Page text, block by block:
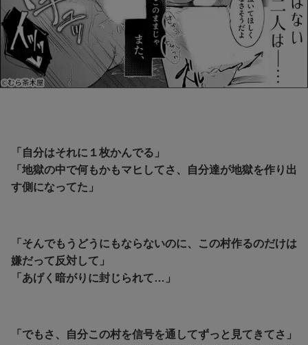
「自分はそれに１枚かんでる」
「地獄の中で何もかもマヒしてさ、自分達が地獄を作り出
す側になってた」
「そんでもうどうにもならないのに、この村作るのだけは
嫌だって反対して」
「あげく暗がりに封じられて…」
「でもさ、自分この村を信号を通してずっと見てきてさ」